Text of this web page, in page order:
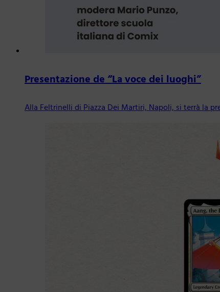
Presentazione de “La voce dei luoghi”
Alla Feltrinelli di Piazza Dei Martiri, Napoli, si terrà la